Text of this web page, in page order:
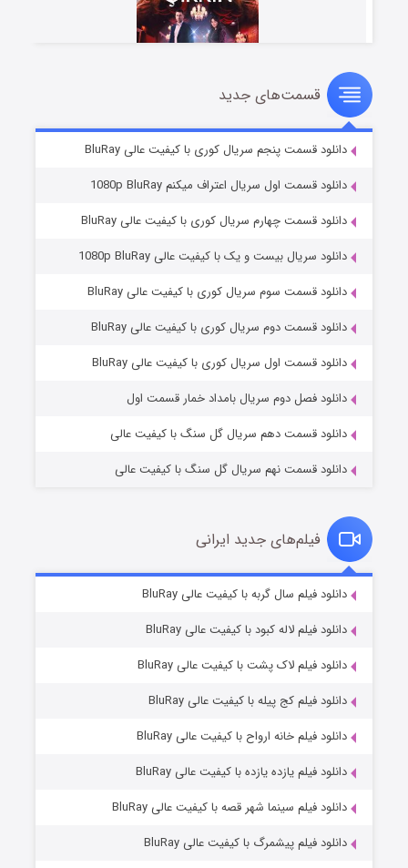
سریال زشت
قسمت۲ (زیرنویس) منتشر شد
مردگان متحرک: شهر مرده ۳
قسمت۲ (زیرنویس) منتشر شد
قسمت۷ (زیرنویس) منتشر شد
قسمت‌های جدید
دانلود قسمت پنجم سریال کوری با کیفیت عالی BluRay
دانلود قسمت اول سریال اعتراف میکنم 1080p BluRay
دانلود قسمت چهارم سریال کوری با کیفیت عالی BluRay
دانلود سریال بیست و یک با کیفیت عالی 1080p BluRay
دانلود قسمت سوم سریال کوری با کیفیت عالی BluRay
دانلود قسمت دوم سریال کوری با کیفیت عالی BluRay
دانلود قسمت اول سریال کوری با کیفیت عالی BluRay
دانلود فصل دوم سریال بامداد خمار قسمت اول
دانلود قسمت دهم سریال گل سنگ با کیفیت عالی
دانلود قسمت نهم سریال گل سنگ با کیفیت عالی
فیلم‌های جدید ایرانی
دانلود فیلم سال گربه با کیفیت عالی BluRay
دانلود فیلم لاله کبود با کیفیت عالی BluRay
دانلود فیلم لاک پشت با کیفیت عالی BluRay
دانلود فیلم کج‌ پیله با کیفیت عالی BluRay
دانلود فیلم خانه ارواح با کیفیت عالی BluRay
دانلود فیلم یازده یازده با کیفیت عالی BluRay
دانلود فیلم سینما شهر قصه با کیفیت عالی BluRay
دانلود فیلم پیشمرگ با کیفیت عالی BluRay